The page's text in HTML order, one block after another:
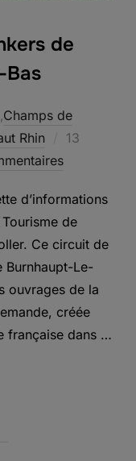
de
Bas
,Champs de
Rhin
Publié
13
d’informations
de
Ce circuit de
Burnhaupt-Le-
ouvrages de la
créée
française dans …